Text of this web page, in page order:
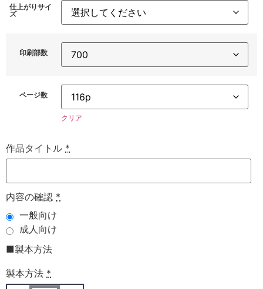
仕上がりサイ
ズ
印刷部数
ページ数
クリア
作品タイトル *
内容の確認 *
一般向け
成人向け
■製本方法
製本方法 *